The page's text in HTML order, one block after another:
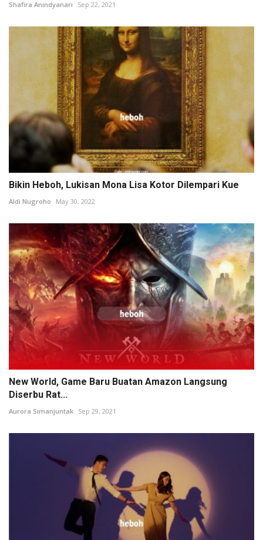
Shafira Anindyanari Sep 22, 2021
Bikin Heboh, Lukisan Mona Lisa Kotor Dilempari Kue
Aldi Nugroho May 30, 2022
New World, Game Baru Buatan Amazon Langsung
Diserbu Rat...
Aurora Simanjuntak Sep 29, 2021